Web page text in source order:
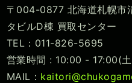
〒004-0877 北海道札幌市
タビルD棟 買取センター
TEL：011-826-5695
営業時間 : 10:00 - 17:00(土
MAIL：